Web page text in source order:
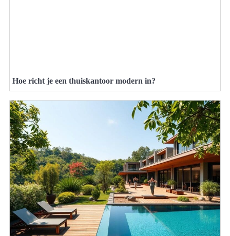
Hoe richt je een thuiskantoor modern in?